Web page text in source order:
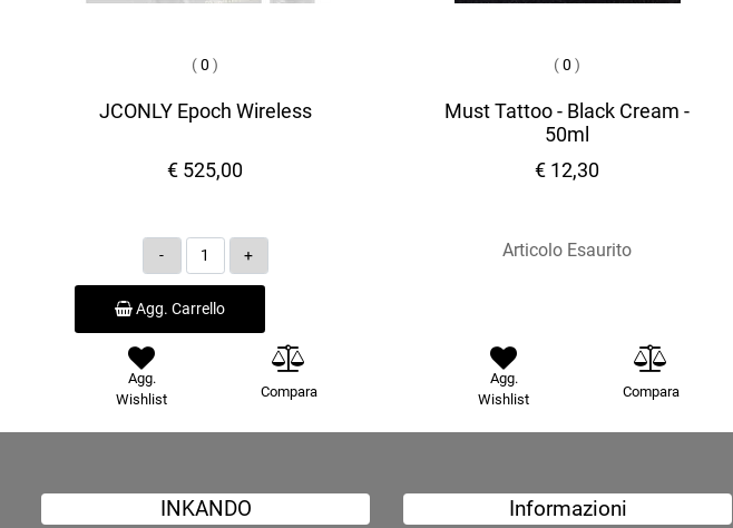
(0 )
JCONLY Epoch Wireless
€ 525,00
Quantità
Agg. Carrello
Agg.
Wishlist
Compara
(0 )
Must Tattoo - Black Cream -
50ml
€ 12,30
Articolo Esaurito
Agg.
Wishlist
Compara
INKANDO Informazioni